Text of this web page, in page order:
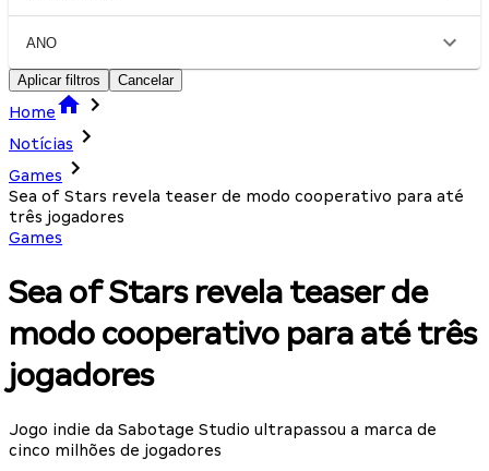
ANO
Aplicar filtros Cancelar
Home
Notícias
Games
Sea of Stars revela teaser de modo cooperativo para até
três jogadores
Games
Sea of Stars revela teaser de
modo cooperativo para até três
jogadores
Jogo indie da Sabotage Studio ultrapassou a marca de
cinco milhões de jogadores